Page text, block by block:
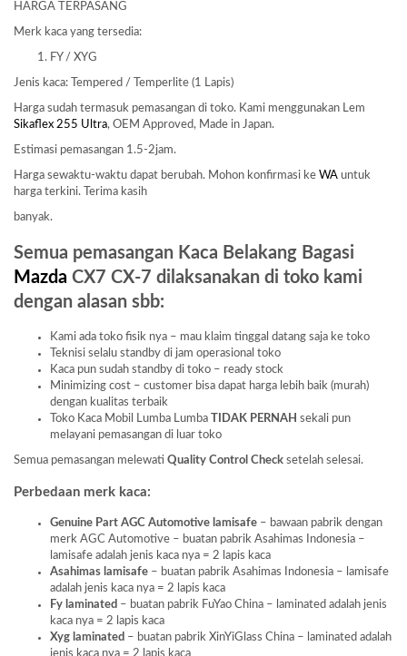
HARGA TERPASANG
Merk kaca yang tersedia:
FY / XYG
Jenis kaca: Tempered / Temperlite (1 Lapis)
Harga sudah termasuk pemasangan di toko. Kami menggunakan Lem
Sikaflex 255 Ultra, OEM Approved, Made in Japan.
Estimasi pemasangan 1.5-2jam.
Harga sewaktu-waktu dapat berubah. Mohon konfirmasi ke WA untuk
harga terkini. Terima kasih
banyak.
Semua pemasangan Kaca Belakang Bagasi
Mazda CX7 CX-7 dilaksanakan di toko kami
dengan alasan sbb:
Kami ada toko fisik nya – mau klaim tinggal datang saja ke toko
Teknisi selalu standby di jam operasional toko
Kaca pun sudah standby di toko – ready stock
Minimizing cost – customer bisa dapat harga lebih baik (murah)
dengan kualitas terbaik
Toko Kaca Mobil Lumba Lumba TIDAK PERNAH sekali pun
melayani pemasangan di luar toko
Semua pemasangan melewati Quality Control Check setelah selesai.
Perbedaan merk kaca:
Genuine Part AGC Automotive lamisafe – bawaan pabrik dengan
merk AGC Automotive – buatan pabrik Asahimas Indonesia –
lamisafe adalah jenis kaca nya = 2 lapis kaca
Asahimas lamisafe – buatan pabrik Asahimas Indonesia – lamisafe
adalah jenis kaca nya = 2 lapis kaca
Fy laminated – buatan pabrik FuYao China – laminated adalah jenis
kaca nya = 2 lapis kaca
Xyg laminated – buatan pabrik XinYiGlass China – laminated adalah